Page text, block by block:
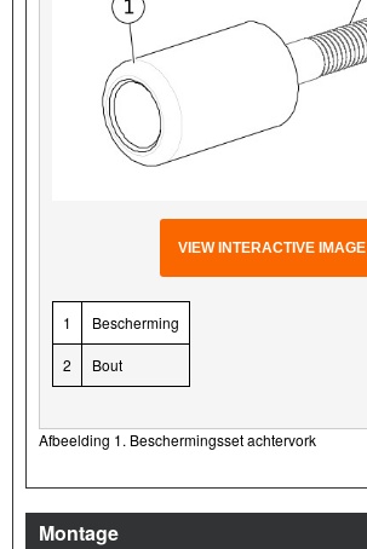
VIEW INTERACTIVE IMAGE
1 Bescherming
2 Bout
Afbeelding 1. Beschermingsset achtervork
Montage